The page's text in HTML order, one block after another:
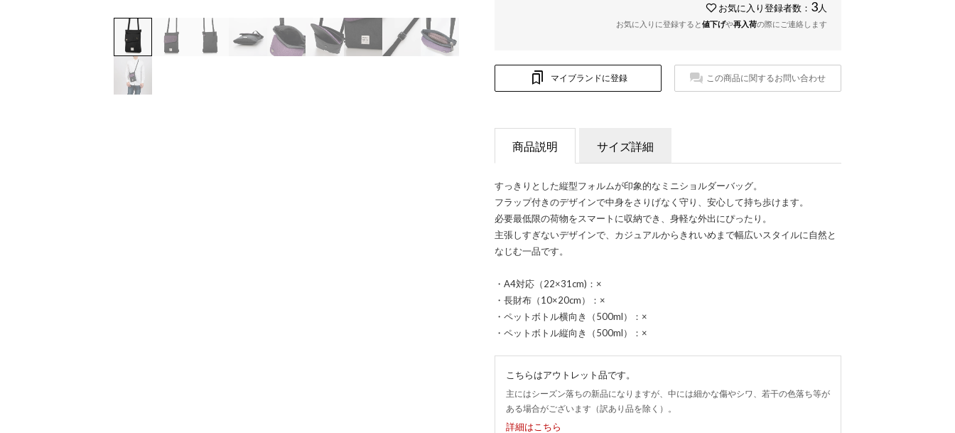
お気に入り登録者数： 3 人
お気に入りに登録すると値下げや再入荷の際にご連絡します
マイブランドに登録 この商品に関するお問い合わせ
商品説明 サイズ詳細
すっきりとした縦型フォルムが印象的なミニショルダーバッグ。
フラップ付きのデザインで中身をさりげなく守り、安心して持ち歩けます。
必要最低限の荷物をスマートに収納でき、身軽な外出にぴったり。
主張しすぎないデザインで、カジュアルからきれいめまで幅広いスタイルに自然と
なじむ一品です。
・A4対応（22×31cm)：×
・長財布（10×20cm）：×
・ペットボトル横向き（500ml）：×
・ペットボトル縦向き（500ml）：×
こちらはアウトレット品です。
主にはシーズン落ちの新品になりますが、中には細かな傷やシワ、若干の色落ち等が
ある場合がございます（訳あり品を除く）。
詳細はこちら